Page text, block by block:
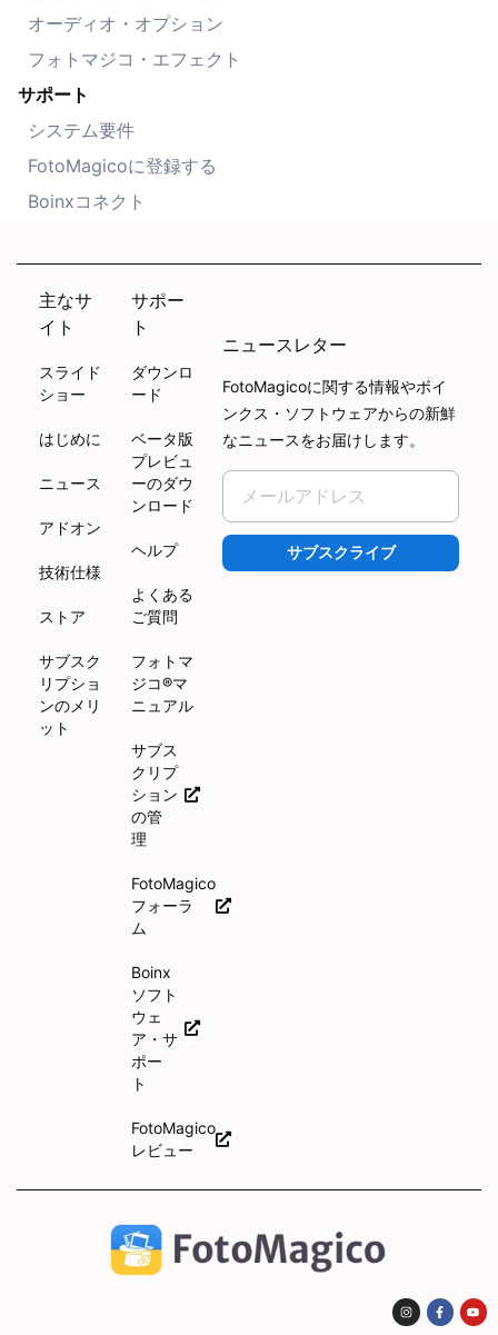
オーディオ・オプション
フォトマジコ・エフェクト
サポート
システム要件
FotoMagicoに登録する
Boinxコネクト
主なサ
イト
スライド
ショー
はじめに
ニュース
アドオン
技術仕様
ストア
サブスク
リプショ
ンのメリ
ット
サポー
ト
ダウンロ
ード
ベータ版
プレビュ
ーのダウ
ンロード
ヘルプ
よくある
ご質問
フォトマ
ジコ®マ
ニュアル
サブス
クリプ
ション
の管
理
FotoMagico
フォーラ
ム
Boinx
ソフト
ウェ
ア・サ
ポー
ト
FotoMagico
レビュー
ニュースレター
FotoMagicoに関する情報やボイ
ンクス・ソフトウェアからの新鮮
なニュースをお届けします。
サブスクライブ